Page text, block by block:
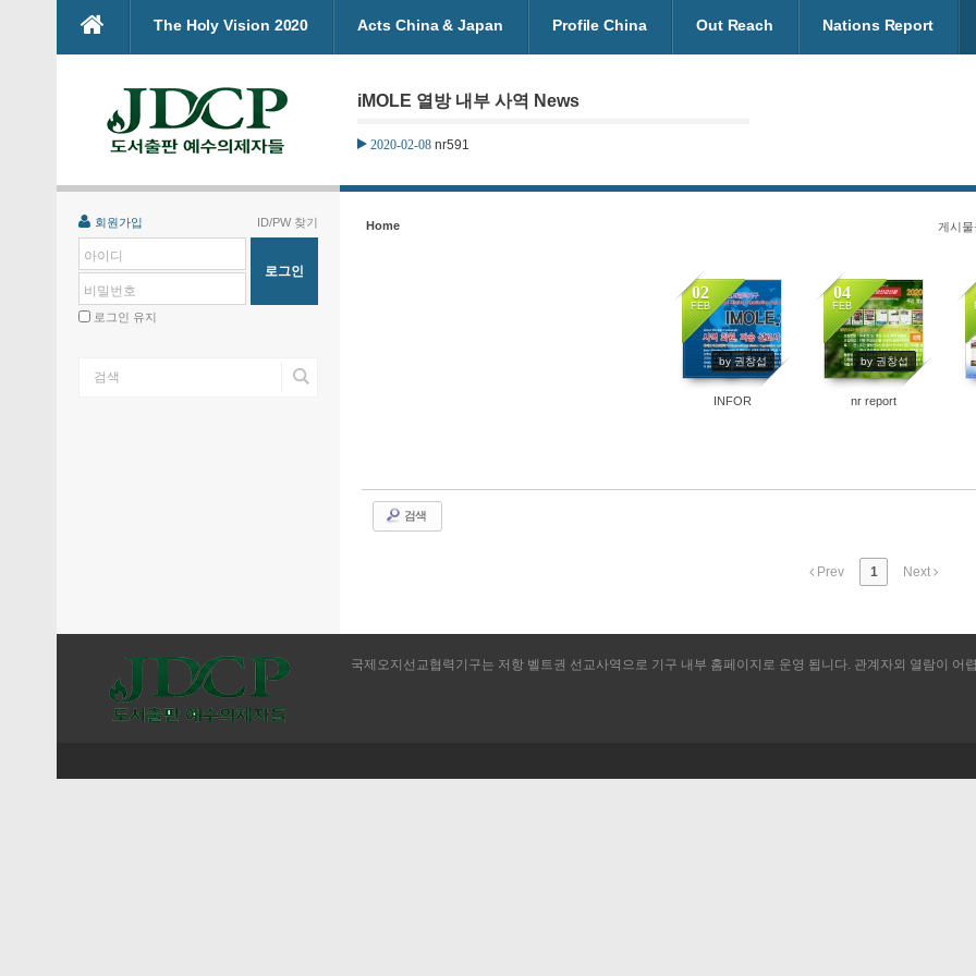
본문으로 바로가기
The Holy Vision 2020 Acts China & Japan Profile China Out Reach Nations Report
iMOLE 열방 내부 사역 News
2020-02-08 nr591
회원가입 ID/PW 찾기
아이디
비밀번호
로그인 유지
Home 게시
02
FEB
by 권창섭
6083
INFOR
04
FEB
by 권창섭
6846
nr report
검색
Prev 1 Next
국제오지선교협력기구는 저항 벨트권 선교사역으로 기구 내부 홈페이지로 운영 됩니다. 관계자외 열람이 어
Sketchbook5, 스케치북5
Sketchbook5, 스케치북5
Sketchbook5, 스케치북5
Sketchbook5, 스케치북5